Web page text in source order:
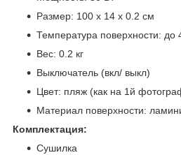
Размер: 100 х 14 х 0.2 см
Температура поверхности: до
Вес: 0.2 кг
Выключатель (вкл/ выкл)
Цвет: пляж (как на 1й
Материал поверхности:
Комплектация:
Сушилка